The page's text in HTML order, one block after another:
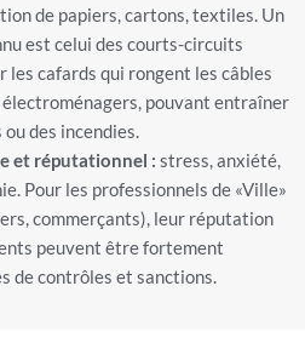
de papiers, cartons, textiles. Un
est celui des courts-circuits
les cafards qui rongent les câbles
pouvant entraîner
des incendies.
et réputationnel : stress, anxiété,
Pour les professionnels de «Ville»
commerçants), leur réputation
peuvent être fortement
de contrôles et sanctions.